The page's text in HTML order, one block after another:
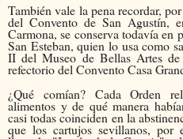
También vale la pena recordar,
del Convento de San Agustín,
Carmona, se conserva todavía en
San Esteban, quien lo usa como
II del Museo de Bellas Artes
refectorio del Convento Casa
¿Qué comían? Cada Orden
alimentos y de qué manera
casi todas coinciden en la
que los cartujos sevillanos, por